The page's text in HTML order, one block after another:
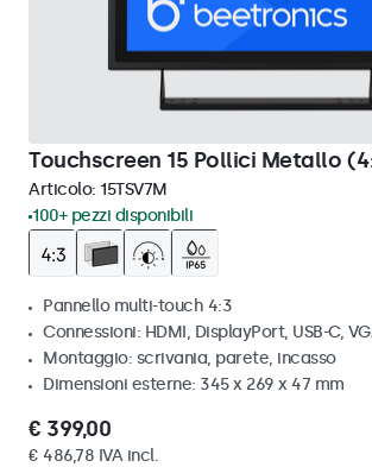
Touchscreen 15 Pollici Metallo
Articolo: 15TSV7M
100+ pezzi disponibili
Pannello multi-touch 4:3
Connessioni: HDMI, DisplayPort, USB-C,
Montaggio: scrivania, parete, incasso
Dimensioni esterne: 345 x 269 x 47 mm
€ 399,00
€ 486,78 IVA incl.